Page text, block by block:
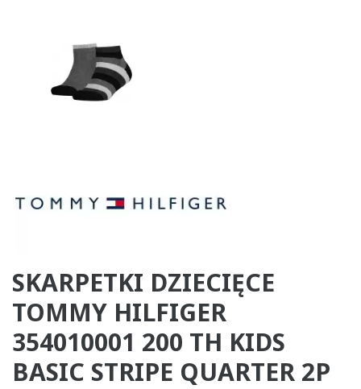
SKARPETKI DZIECIĘCE
TOMMY HILFIGER
354010001 200 TH KIDS
BASIC STRIPE QUARTER 2P